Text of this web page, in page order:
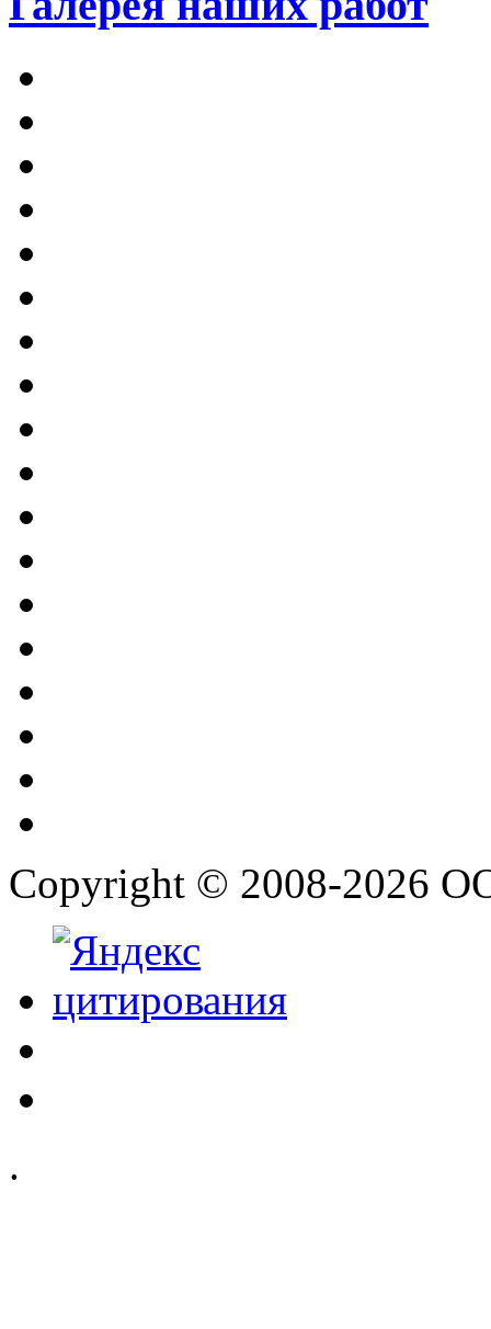
Copyright © 2008-2026
.